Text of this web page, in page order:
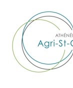
contenu